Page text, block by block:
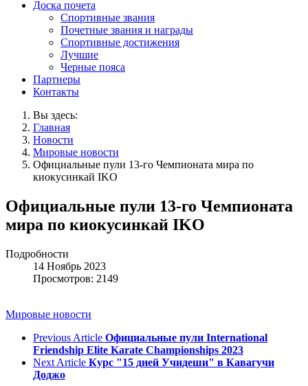
Доска почета
Спортивные звания
Почетные звания и награды
Спортивные достижения
Лучшие
Черные пояса
Партнеры
Контакты
Вы здесь:
Главная
Новости
Мировые новости
Официальные пули 13-го Чемпионата мира по
киокусинкай IKO
Официальные пули 13-го Чемпионата
мира по киокусинкай IKO
Подробности
14 Ноябрь 2023
Просмотров: 2149
Мировые новости
Previous Article Официальные пули International
Friendship Elite Karate Championships 2023
Next Article Курс "15 дней Учидеши" в Кавагучи
Доджо